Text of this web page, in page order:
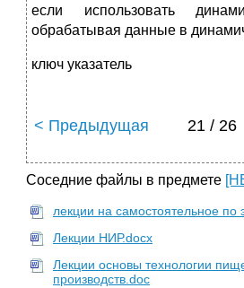
если использовать
обрабатывая данные в
ключ указатель
< Предыдущая 21 / 26
Соседние файлы в предмете
лекции на самостоятельное по
Лекции НИР.docx
Лекции основы технологии
производств.doc